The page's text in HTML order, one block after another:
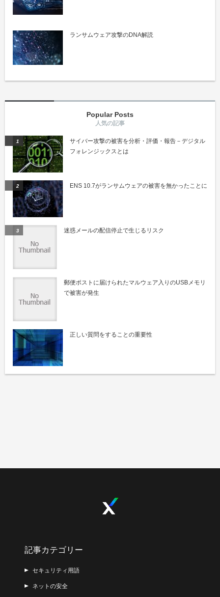
ランサムウェア攻撃のDNA解読
Popular Posts
サイバー攻撃の被害を分析・評価・報告－デジタル
フォレンジックスとは
ENS 10.7がランサムウェアの被害を無かったことに
迷惑メールの配信停止で生じるリスク
郵便ポストに届けられたマルウェア入りのUSBメモリ
で被害が発生
正しい質問をすることの重要性
記事カテゴリー
セキュリティ用語
ネットの安全